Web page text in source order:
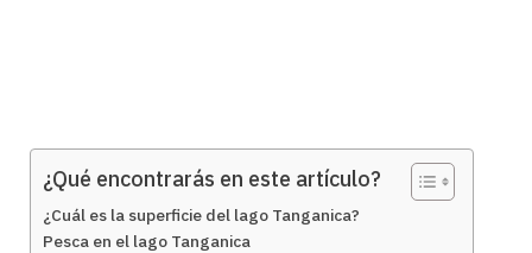
¿Qué encontrarás en este artículo?
¿Cuál es la superficie del lago Tanganica?
Pesca en el lago Tanganica